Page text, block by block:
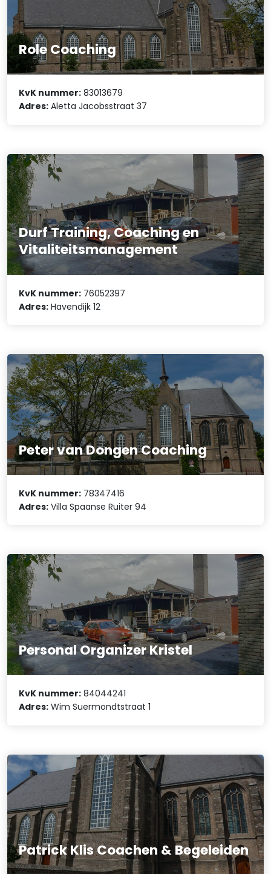
Role Coaching
KvK nummer: 83013679
Adres: Aletta Jacobsstraat 37
Durf Training, Coaching en
Vitaliteitsmanagement
KvK nummer: 76052397
Adres: Havendijk 12
Peter van Dongen Coaching
KvK nummer: 78347416
Adres: Villa Spaanse Ruiter 94
Personal Organizer Kristel
KvK nummer: 84044241
Adres: Wim Suermondtstraat 1
Patrick Klis Coachen & Begeleiden